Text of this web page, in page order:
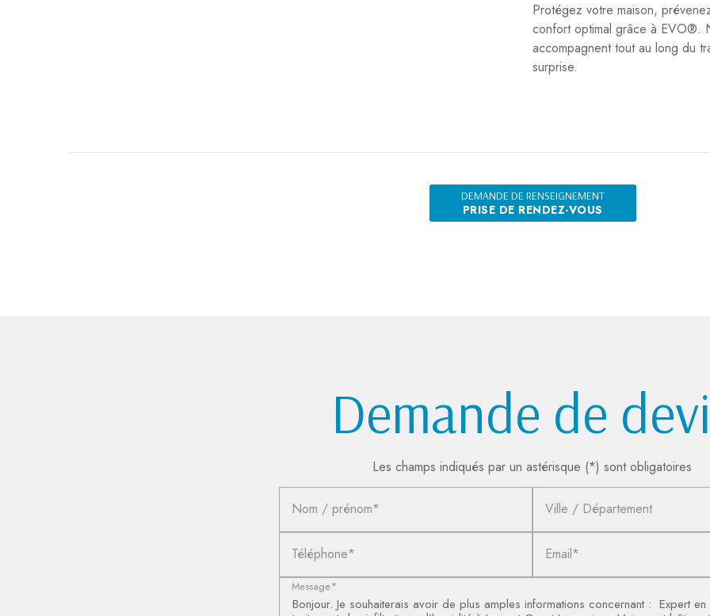
Protégez votre maison,
confort optimal grâce à EVO®.
accompagnent tout au long du
surprise.
DEMANDE DE RENSEIGNEMENT
PRISE DE RENDEZ-VOUS
Demande de
Les champs indiqués par un astérisque (*) sont obligatoires
Nom / prénom* Ville / Département
Téléphone* Email*
Message*